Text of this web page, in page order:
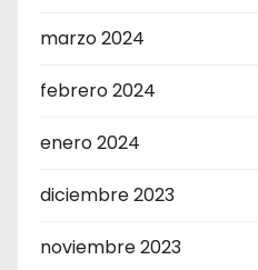
marzo 2024
febrero 2024
enero 2024
diciembre 2023
noviembre 2023